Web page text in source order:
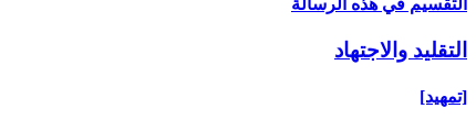
التقسيم في هذه الرسالة
التقليد والاجتهاد
[تمهيد]